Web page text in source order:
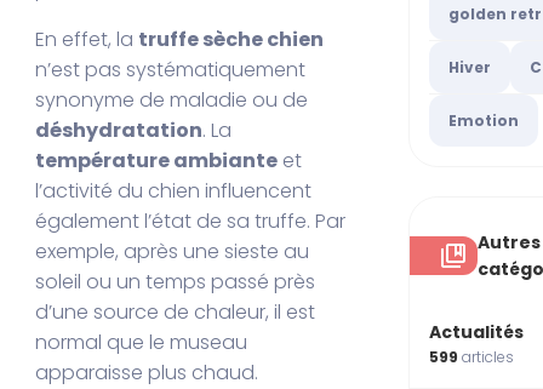
En effet, la truffe sèche chien
n’est pas systématiquement
synonyme de maladie ou de
déshydratation. La
température ambiante et
l’activité du chien influencent
également l’état de sa truffe. Par
exemple, après une sieste au
soleil ou un temps passé près
d’une source de chaleur, il est
normal que le museau
apparaisse plus chaud.
golden
Hiver
Emotion
Autres
Actualités
599articles